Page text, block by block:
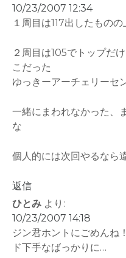
10/23/2007 12:34
１周目は117出したもの
２周目は105でトップだ
こだった
ゆっきーアーチェリーセ
一緒にまわれなかった、
な
個人的には次回やるなら
返信
ひとみ より:
10/23/2007 14:18
ジン君ホントにごめんね
ド下手なばっかりに…